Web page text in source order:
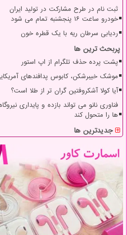
ثبت نام در طرح مشارکت در تولید ایران
خودرو ساعت ۱۶ پنجشنبه تمام می شود
ردیابی سرطان ریه با یک قطره خون
پربحث ترین ها
پشت پرده حذف تلگرام از اپ استور
موشک خیبرشکن، کابوس پدافندهای
آیا کولا آشکروفتین گران تر از طلا است؟
فناوری نانو می تواند بازده و پایداری نیروگاه
ها را متحول کند
جدیدترین ها